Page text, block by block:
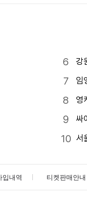
강
임
영
싸
서
입내역 티켓판매안내